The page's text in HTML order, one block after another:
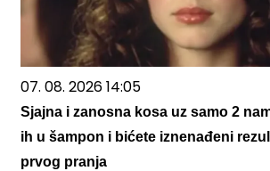
07. 08. 2026 14:05
Sjajna i zanosna kosa uz samo 2
ih u šampon i bićete iznenađeni
prvog pranja